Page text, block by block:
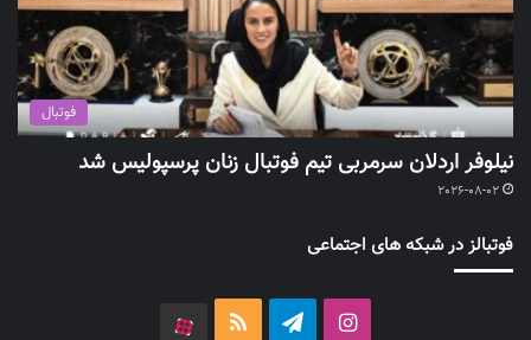
فوتبال
نیلوفر اردلان سرمربی تیم فوتبال زنان پرسپولیس شد
2026-08-02
فوتبالز در شبکه های اجتماعی
اینستاگرامتلگرام خوراک